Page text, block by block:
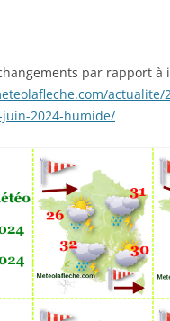
par rapport à
actualite/
2024-humide/